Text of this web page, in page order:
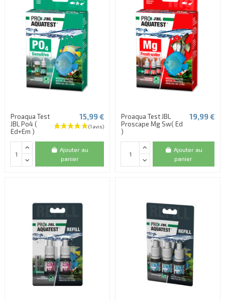
Proaqua Test
JBL Po4 (
Ed+Em )
15,99 €
Ajouter au
panier
Proaqua Test JBL
Proscape Mg Sw( Ed
)
19,99 €
Ajouter au
panier